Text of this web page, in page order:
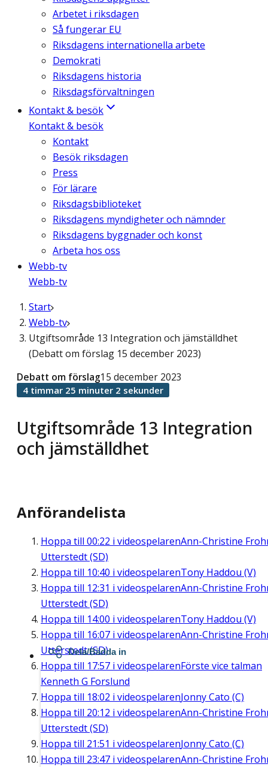
Arbetet i riksdagen
Så fungerar EU
Riksdagens internationella arbete
Demokrati
Riksdagens historia
Riksdagsförvaltningen
Kontakt & besök
Kontakt & besök
Kontakt
Besök riksdagen
Press
För lärare
Riksdagsbiblioteket
Riksdagens myndigheter och nämnder
Riksdagens byggnader och konst
Arbeta hos oss
Webb-tv
Webb-tv
Start
Webb-tv
Utgiftsområde 13 Integration och jämställdhet
(Debatt om förslag 15 december 2023)
Utgiftsområde 13 Integration
och jämställdhet
Debatt om förslag15 december 2023
4 timmar 25 minuter 2 sekunder
Anförandelista
Hoppa till 00:22 i videospelarenAnn-Christine
Utterstedt (SD)
Hoppa till 10:40 i videospelarenTony Haddou (V)
Hoppa till 12:31 i videospelarenAnn-Christine
Utterstedt (SD)
Hoppa till 14:00 i videospelarenTony Haddou (V)
Hoppa till 16:07 i videospelarenAnn-Christine
Utterstedt (SD)
Hoppa till 17:57 i videospelarenFörste vice talman
Kenneth G Forslund
Hoppa till 18:02 i videospelarenJonny Cato (C)
Hoppa till 20:12 i videospelarenAnn-Christine
Utterstedt (SD)
Hoppa till 21:51 i videospelarenJonny Cato (C)
Hoppa till 23:47 i videospelarenAnn-Christine
Dela/Bädda in